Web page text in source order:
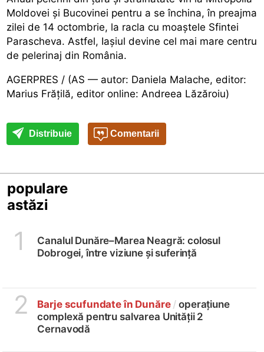
Moldovei și Bucovinei pentru a se închina, în preajma
zilei de 14 octombrie, la racla cu moaștele Sfintei
Parascheva. Astfel, Iașiul devine cel mai mare centru
de pelerinaj din România.
AGERPRES / (AS — autor: Daniela Malache, editor:
Marius Frățilă, editor online: Andreea Lăzăroiu)
Distribuie Comentarii
populare
astăzi
1
Canalul Dunăre–Marea Neagră: colosul
Dobrogei, între viziune și suferință
2 Barje scufundate în Dunăre / operațiune
complexă pentru salvarea Unității 2
Cernavodă